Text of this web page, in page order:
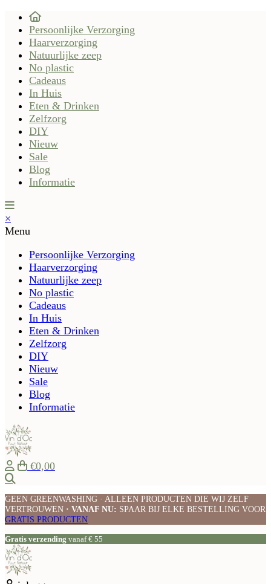
Persoonlijke Verzorging
Haarverzorging
Natuurlijke zeep
No plastic
Cadeaus
In Huis
Eten & Drinken
Zelfzorg
DIY
Nieuw
Sale
Blog
Informatie
×
Menu
Persoonlijke Verzorging
Haarverzorging
Natuurlijke zeep
No plastic
Cadeaus
In Huis
Eten & Drinken
Zelfzorg
DIY
Nieuw
Sale
Blog
Informatie
€0,00
GEEN GREENWASHING · ALLEEN PRODUCTEN DIE WIJ ZELF
VERTROUWEN · VANAF NU: SPAAR BIJ ELKE BESTELLING VOOR
GRATIS PRODUCTEN
Gratis verzending vanaf € 55